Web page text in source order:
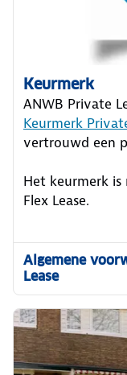
Keurmerk
ANWB Private
Keurmerk
vertrouwd een
Het keurmerk is
Flex Lease.
Algemene
Lease